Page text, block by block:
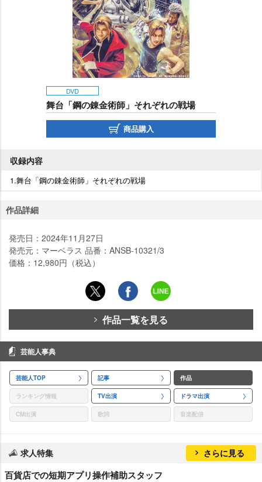
DVD
舞台「鋼の錬金術師」それぞれの戦場
商品購入
収録内容
1.舞台「鋼の錬金術師」それぞれの戦場
作品詳細
発売日：2024年11月27日
発売元：マーベラス 品番：ANSB-10321/3
価格：12,980円（税込）
作品一覧を見る
芸能人事典
芸能人TOP 記事 作品
ランキング情報 TV出演 ドラマ出演
CM出演 歌詞 音楽配信
求人特集 さらに見る
百貨店での短期アプリ操作補助スタッフ